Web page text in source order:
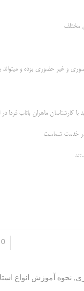
و غیر حضوری بوده و میتواند
کارشناسان ماهران باتاب فردا در
در خدمت شماست
0 دیدگاه/
, نحوه آموزش انواع